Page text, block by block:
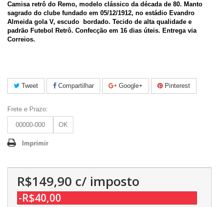
Camisa retrô do Remo, modelo clássico da década de 80. Manto
sagrado do clube fundado em 05/12/1912, no estádio Evandro
Almeida gola V, escudo bordado. Tecido de alta qualidade e
padrão Futebol Retrô. Confecção em 16 dias úteis. Entrega via
Correios.
Tweet Compartilhar Google+ Pinterest
Frete e Prazo:
OK
Imprimir
R$149,90 c/ imposto
-R$40,00